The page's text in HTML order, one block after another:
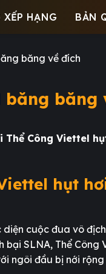
XẾP HẠNG BẢN
băng về đích
băng băng
Công Viettel
hụt
cuộc đua vô
SLNA, Thể
ngôi đầu bị nới rộng